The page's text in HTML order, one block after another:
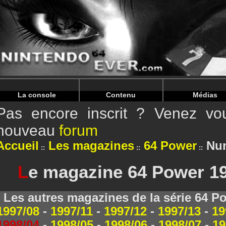
Warning: Undefined array key "HTTP_REFERER" in /
Warning: Undefined array key "HTTP_REFERER" in /
La console Contenu Médias
encore inscrit ? Venez
forum
Les magazines 64 Power
Le magazine 64 Power
Les autres magazines de la série 64
08 - 1997/11 - 1997/12 - 1997/13 -